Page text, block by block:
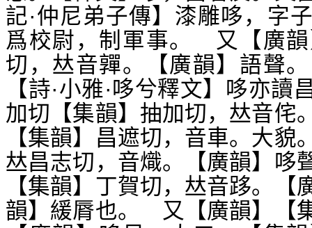
記·仲尼弟子傳】漆雕哆，字
爲校尉，制軍事。 又【廣
切， 𠀤音嚲。【廣韻】語聲
【詩·小雅·哆兮釋文】哆亦
加切【集韻】抽加切， 𠀤音侘
【集韻】昌遮切，音車。大
𠀤昌志切，音熾。【廣韻】
【集韻】丁賀切， 𠀤音跢。【
韻】緩脣也。 又【廣韻】【